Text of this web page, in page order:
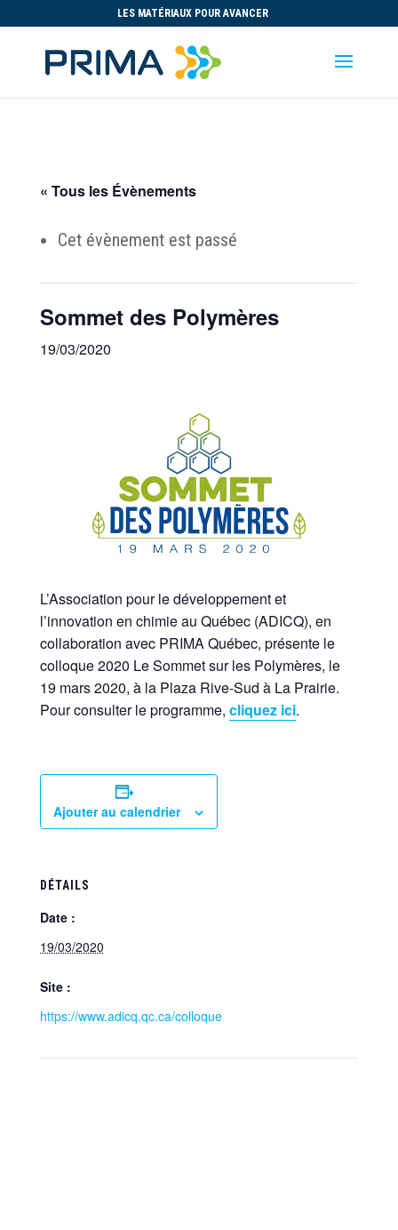
LES MATÉRIAUX POUR AVANCER
« Tous les Évènements
Cet évènement est passé
Sommet des Polymères
19/03/2020
L’Association pour le développement et
l’innovation en chimie au Québec (ADICQ), en
collaboration avec PRIMA Québec, présente le
colloque 2020 Le Sommet sur les Polymères, le
19 mars 2020, à la Plaza Rive-Sud à La Prairie.
Pour consulter le programme, cliquez ici.
Ajouter au calendrier
DÉTAILS
Date :
19/03/2020
Site :
https://www.adicq.qc.ca/colloque